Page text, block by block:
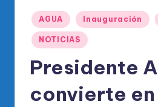
ci
al
el
Publicado
en
AGUA Inauguración
NOTICIAS
Presidente
convierte en